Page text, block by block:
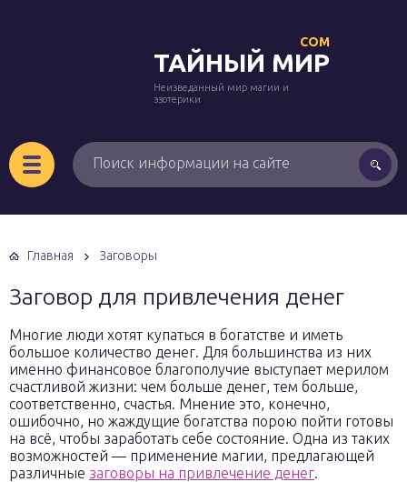
ТАЙНЫЙ МИР
COM
Неизведанный мир магии и
эзотерики
Главная Заговоры
Заговор для привлечения денег
Многие люди хотят купаться в богатстве и иметь
большое количество денег. Для большинства из них
именно финансовое благополучие выступает мерилом
счастливой жизни: чем больше денег, тем больше,
соответственно, счастья. Мнение это, конечно,
ошибочно, но жаждущие богатства порою пойти готовы
на всё, чтобы заработать себе состояние. Одна из таких
возможностей — применение магии, предлагающей
различные заговоры на привлечение денег.